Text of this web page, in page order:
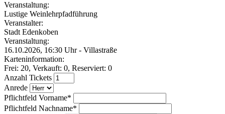
Veranstaltung:
Lustige Weinlehrpfadführung
Veranstalter:
Stadt Edenkoben
Veranstaltung:
16.10.2026, 16:30 Uhr - Villastraße
Karteninformation:
Frei: 20, Verkauft: 0, Reserviert: 0
Anzahl Tickets
Anrede
Pflichtfeld Vorname*
Pflichtfeld Nachname*